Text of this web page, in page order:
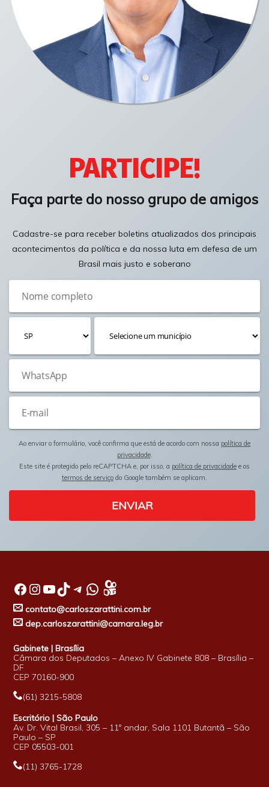
PARTICIPE!
Faça parte do nosso grupo de amigos
Cadastre-se para receber boletins atualizados dos principais
acontecimentos da política e da nossa luta em defesa de um
Brasil mais justo e soberano
Ao enviar o formulário, você confirma que está de acordo com nossa política de
privacidade.
Este site é protegido pelo reCAPTCHA e, por isso, a política de privacidade e os
termos de serviço do Google também se aplicam.
ENVIAR
Facebook InstagramYoutube TikTok Telegram WhatsApp
contato@carloszarattini.com.br
dep.carloszarattini@camara.leg.br
Gabinete | Brasília
Câmara dos Deputados – Anexo IV Gabinete 808 – Brasília –
DF
CEP 70160-900
(61) 3215-5808
Escritório | São Paulo
Av. Dr. Vital Brasil, 305 – 11º andar, Sala 1101 Butantã – São
Paulo – SP
CEP 05503-001
(11) 3765-1728